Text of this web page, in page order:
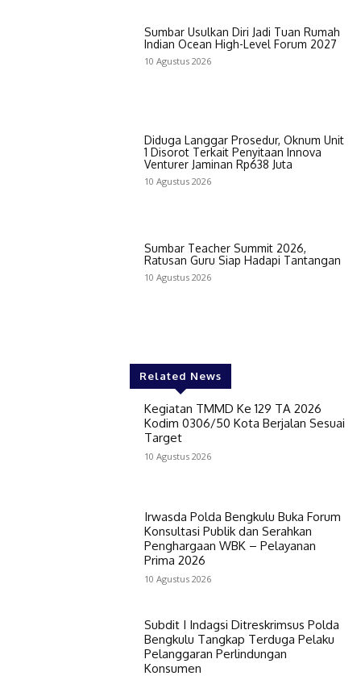
Sumbar Usulkan Diri Jadi Tuan Rumah
Indian Ocean High-Level Forum 2027
10 Agustus 2026
Diduga Langgar Prosedur, Oknum Unit
1 Disorot Terkait Penyitaan Innova
Venturer Jaminan Rp638 Juta
10 Agustus 2026
Sumbar Teacher Summit 2026,
Ratusan Guru Siap Hadapi Tantangan
10 Agustus 2026
Related News
Kegiatan TMMD Ke 129 TA 2026
Kodim 0306/50 Kota Berjalan Sesuai
Target
10 Agustus 2026
Irwasda Polda Bengkulu Buka Forum
Konsultasi Publik dan Serahkan
Penghargaan WBK – Pelayanan
Prima 2026
10 Agustus 2026
Subdit I Indagsi Ditreskrimsus Polda
Bengkulu Tangkap Terduga Pelaku
Pelanggaran Perlindungan
Konsumen